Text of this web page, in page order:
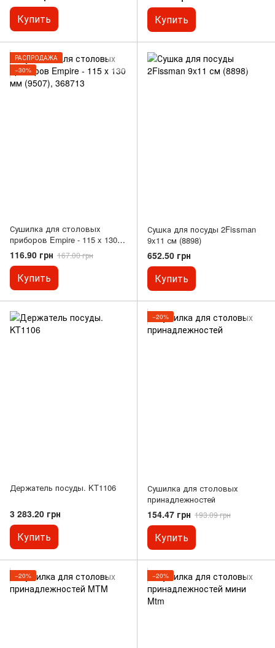
Купить Купить
РАСПРОДАЖА
−30%
Сушилка для столовых
приборов Empire - 115 x 130
мм (9507), 368713
116.90 грн 167.00 грн
Купить
Сушка для посуды 2Fissman
9x11 см (8898)
652.50 грн
Купить
Держатель посуды. KT1106
3 283.20 грн
Купить
−20%
Сушилка для столовых
принадлежностей
154.47 грн 193.09 грн
Купить
−20% −20%